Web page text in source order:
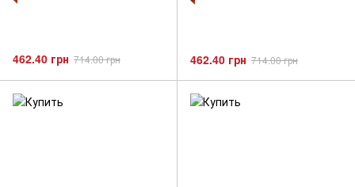
462.40 грн 714.00 грн 462.40 грн 714.00 грн